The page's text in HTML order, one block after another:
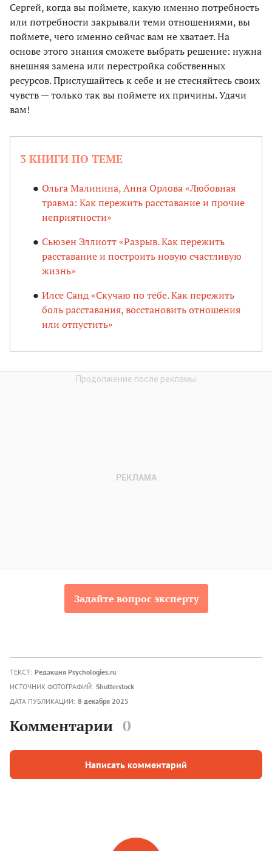
Сергей, когда вы поймете, какую именно потребность
или потребности закрывали теми отношениями, вы
поймете, чего именно сейчас вам не хватает. На
основе этого знания сможете выбрать решение: нужна
внешняя замена или перестройка собственных
ресурсов. Прислушайтесь к себе и не стесняйтесь своих
чувств — только так вы поймете их причины. Удачи
вам!
3 КНИГИ ПО ТЕМЕ
Ольга Малинина, Анна Орлова «Любовная
травма: Как пережить расставание и прочие
неприятности»
Сьюзен Эллиотт «Разрыв. Как пережить
расставание и построить новую счастливую
жизнь»
Илсе Санд «Скучаю по тебе. Как пережить
боль расставания, восстановить отношения
или отпустить»
Задайте вопрос эксперту
ТЕКСТ: Редакция Psychologies.ru
ИСТОЧНИК ФОТОГРАФИЙ: Shutterstock
ДАТА ПУБЛИКАЦИИ: 8 декабря 2025
Комментарии 0
Написать комментарий